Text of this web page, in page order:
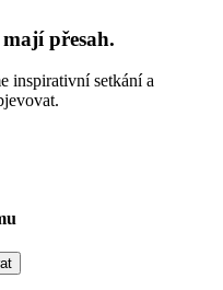
přesah.
inspirativní setkání a